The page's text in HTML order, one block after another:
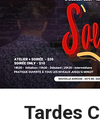
Tardes